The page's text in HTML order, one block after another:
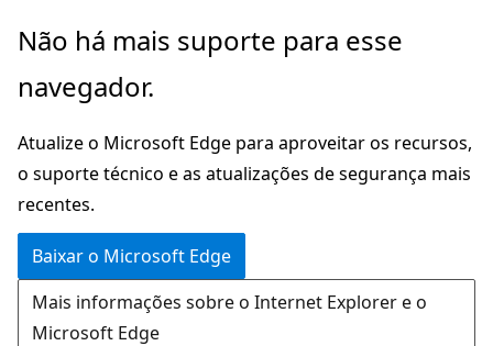
Pular
o
principal
Não há mais suporte para esse
navegador.
Atualize o Microsoft Edge para aproveitar os recursos,
o suporte técnico e as atualizações de segurança mais
recentes.
Baixar o Microsoft Edge
Mais informações sobre o Internet Explorer e o
Microsoft Edge